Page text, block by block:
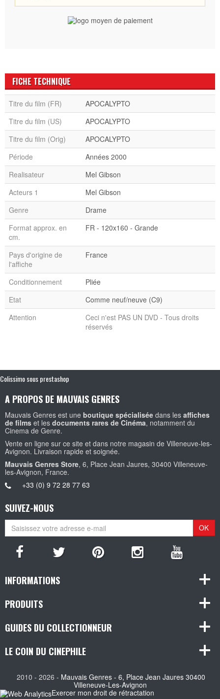
FICHE TECHNIQUE
Titre du film (FR)
APOCALYPTO
Titre du film (US)
APOCALYPTO
Titre du film (Orig)
APOCALYPTO
Période
Années 2000
Realisateur
Mel Gibson
Acteurs 1
Mel Gibson
Genre
Drame
Format approx. en
cm.
FR - 120x160 - Grande
Pays d'origine de
l'affiche
France
Conditionnement
Pliée
Etat
Comme neuf/neuve (C9)
Attention
Ceci n'est PAS UN DVD - Tous droits
réservés
Colissimo sous prestashop
A PROPOS DE MAUVAIS GENRES
Mauvais Genres est une boutique spécialisée dans les affiches
de films et les documents rares de Cinéma, notamment du
Cinema de Genre.
Vente en ligne sur ce site et dans notre magasin de Villeneuve-les-
Avignon. Livraison rapide et soignée.
Mauvais Genres Store, 6, Place Jean Jaures, 30400 Villeneuve-
les-Avignon, France.
+33 (0) 9 72 28 77 63
SUIVEZ-NOUS
OK
INFORMATIONS
PRODUITS
GUIDES DU COLLECTIONNEUR
LE COIN DU CINEPHILE
2010 - 2026 - Mauvais Genres - 6, Place Jean Jaures 30400
Villeneuve-Les-Avignon
Exercer mon droit de rétractation